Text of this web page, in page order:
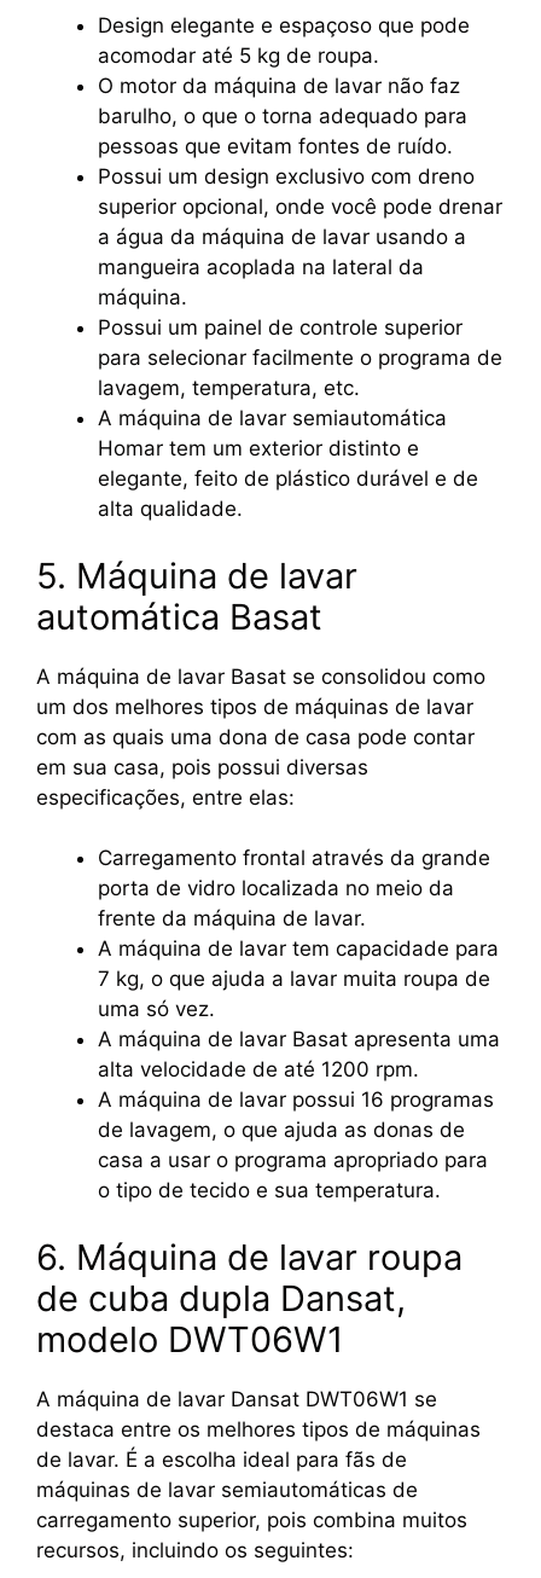
Design elegante e espaçoso que pode
acomodar até 5 kg de roupa.
O motor da máquina de lavar não faz
barulho, o que o torna adequado para
pessoas que evitam fontes de ruído.
Possui um design exclusivo com dreno
superior opcional, onde você pode drenar
a água da máquina de lavar usando a
mangueira acoplada na lateral da
máquina.
Possui um painel de controle superior
para selecionar facilmente o programa de
lavagem, temperatura, etc.
A máquina de lavar semiautomática
Homar tem um exterior distinto e
elegante, feito de plástico durável e de
alta qualidade.
5. Máquina de lavar
automática Basat
A máquina de lavar Basat se consolidou como
um dos melhores tipos de máquinas de lavar
com as quais uma dona de casa pode contar
em sua casa, pois possui diversas
especificações, entre elas:
Carregamento frontal através da grande
porta de vidro localizada no meio da
frente da máquina de lavar.
A máquina de lavar tem capacidade para
7 kg, o que ajuda a lavar muita roupa de
uma só vez.
A máquina de lavar Basat apresenta uma
alta velocidade de até 1200 rpm.
A máquina de lavar possui 16 programas
de lavagem, o que ajuda as donas de
casa a usar o programa apropriado para
o tipo de tecido e sua temperatura.
6. Máquina de lavar roupa
de cuba dupla Dansat,
modelo DWT06W1
A máquina de lavar Dansat DWT06W1 se
destaca entre os melhores tipos de máquinas
de lavar. É a escolha ideal para fãs de
máquinas de lavar semiautomáticas de
carregamento superior, pois combina muitos
recursos, incluindo os seguintes: